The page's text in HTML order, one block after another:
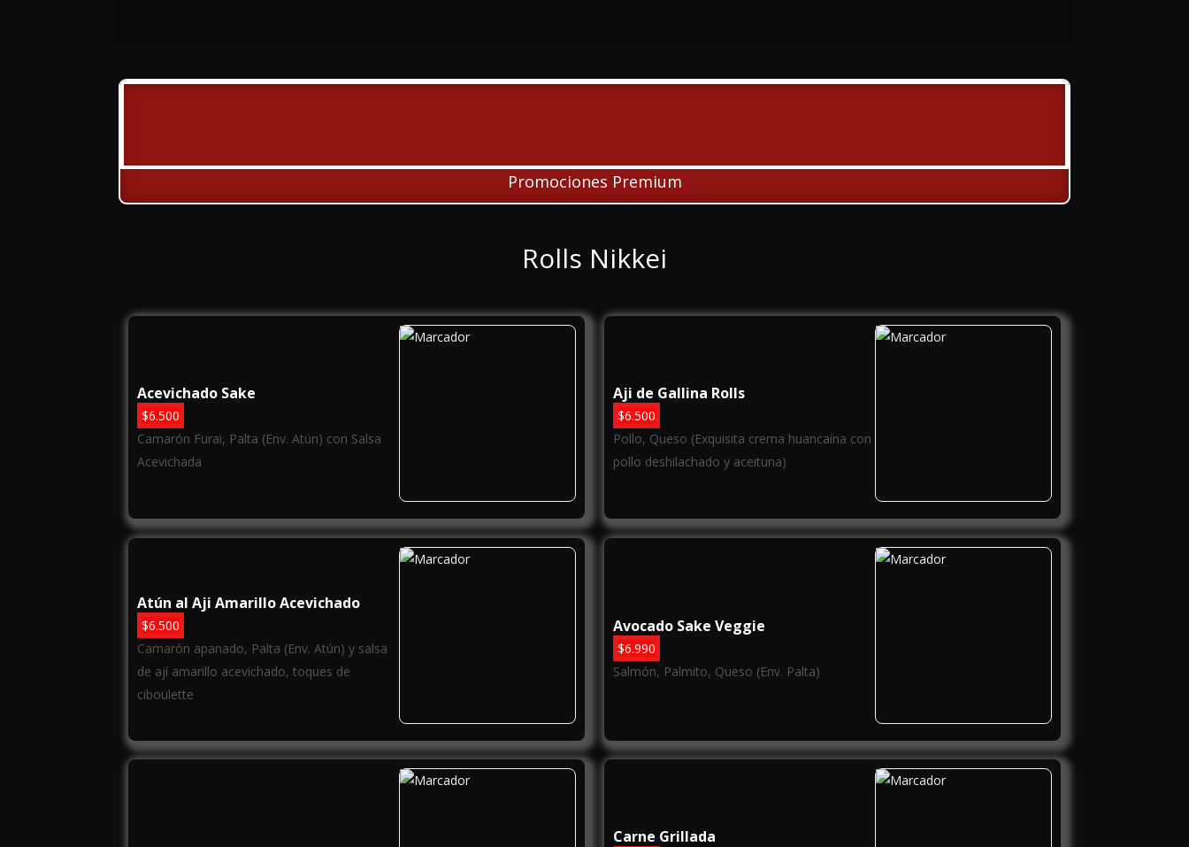
Promociones Premium
Rolls Nikkei
Acevichado Sake
$6.500
Camarón Furai, Palta (Env. Atún) con Salsa
Acevichada
Aji de Gallina Rolls
$6.500
Pollo, Queso (Exquisita crema huancaína con
pollo deshilachado y aceituna)
Atún al Aji Amarillo Acevichado
$6.500
Camarón apanado, Palta (Env. Atún) y salsa
de ají amarillo acevichado, toques de
ciboulette
Avocado Sake Veggie
$6.990
Salmón, Palmito, Queso (Env. Palta)
Carne Grillada